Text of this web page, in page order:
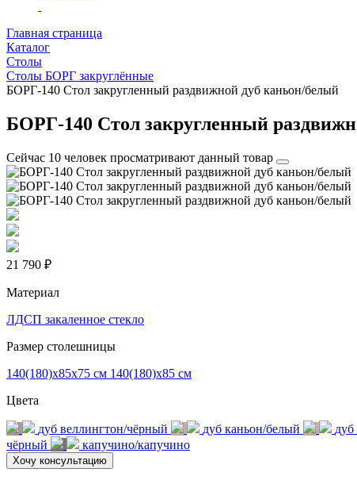
Главная страница
Каталог
Столы
Столы БОРГ закруглённые
БОРГ-140 Стол закругленный раздвижной дуб каньон/белый
БОРГ-140 Стол закругленный
Сейчас 10 человек просматривают данный товар
21 790 ₽
Материал
ЛДСП закаленное стекло
Размер столешницы
140(180)х85х75 см 140(180)х85 см
Цвета
дуб веллингтон/чёрный дуб каньон/белый
чёрный
капучино/капучино
Хочу консультацию